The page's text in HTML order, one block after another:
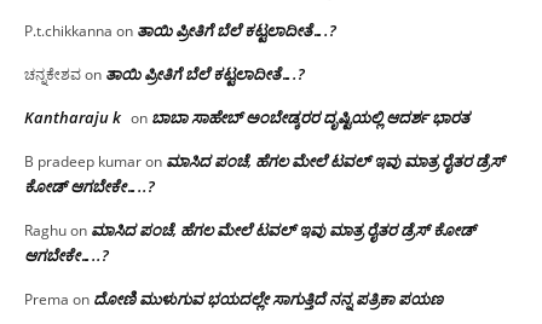
P.t.chikkanna on ತಾಯಿ ಪ್ರೀತಿಗೆ ಬೆಲೆ ಕಟ್ಟಲಾದೀತೆ….?
ಚನ್ನಕೇಶವon ತಾಯಿ ಪ್ರೀತಿಗೆ ಬೆಲೆ ಕಟ್ಟಲಾದೀತೆ….?
Kantharaju k on ಬಾಬಾ ಸಾಹೇಬ್ ಅಂಬೇಡ್ಕರರ ದೃಷ್ಟಿಯಲ್ಲಿ ಆದರ್ಶ ಭಾರತ
B pradeep kumaron ಮಾಸಿದ ಪಂಚೆ, ಹೆಗಲ ಮೇಲೆ ಟವಲ್‌ ಇವು ಮಾತ್ರ ರೈತರ ಡ್ರೆಸ್‌
ಕೋಡ್ ಆಗಬೇಕೇ…..?‌
Raghuon ಮಾಸಿದ ಪಂಚೆ, ಹೆಗಲ ಮೇಲೆ ಟವಲ್‌ ಇವು ಮಾತ್ರ ರೈತರ ಡ್ರೆಸ್‌ ಕೋಡ್
ಆಗಬೇಕೇ…..?‌
Prema on ದೋಣಿ ಮುಳುಗುವ ಭಯದಲ್ಲೇ ಸಾಗುತ್ತಿದೆ ನನ್ನ ಪತ್ರಿಕಾ ಪಯಣ